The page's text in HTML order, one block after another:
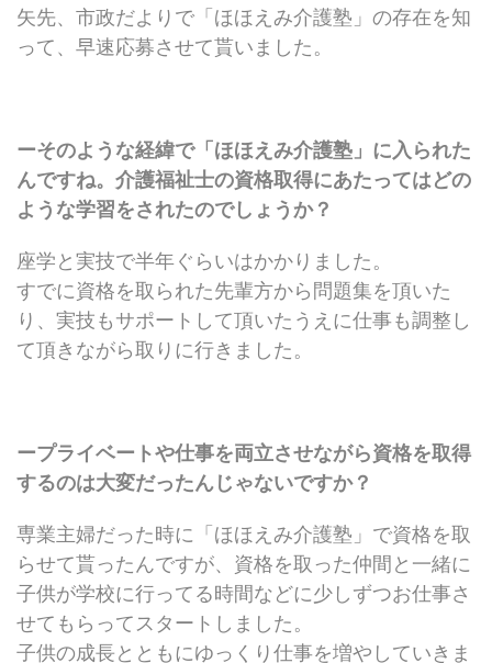
矢先、市政だよりで「ほほえみ介護塾」の存在を知
って、早速応募させて貰いました。
ーそのような経緯で「ほほえみ介護塾」に入られた
んですね。介護福祉士の資格取得にあたってはどの
ような学習をされたのでしょうか？
座学と実技で半年ぐらいはかかりました。
すでに資格を取られた先輩方から問題集を頂いた
り、実技もサポートして頂いたうえに仕事も調整し
て頂きながら取りに行きました。
ープライベートや仕事を両立させながら資格を取得
するのは大変だったんじゃないですか？
専業主婦だった時に「ほほえみ介護塾」で資格を取
らせて貰ったんですが、資格を取った仲間と一緒に
子供が学校に行ってる時間などに少しずつお仕事さ
せてもらってスタートしました。
子供の成長とともにゆっくり仕事を増やしていきま